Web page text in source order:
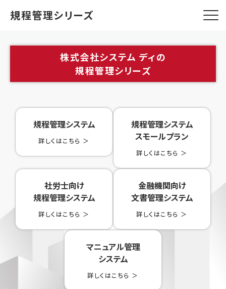
規程管理シリーズ
規程管理シリーズ
規程管理システム
規程管理システム スモールプラン
社労士向け規程管理システム
金融機関向け文書管理システム
マニュアル管理システム
株式会社システム ディの
規程管理シリーズ
規程管理システム
詳しくはこちら ＞
規程管理システム
スモールプラン
詳しくはこちら ＞
社労士向け
規程管理システム
詳しくはこちら ＞
金融機関向け
文書管理システム
詳しくはこちら ＞
マニュアル管理
システム
詳しくはこちら ＞